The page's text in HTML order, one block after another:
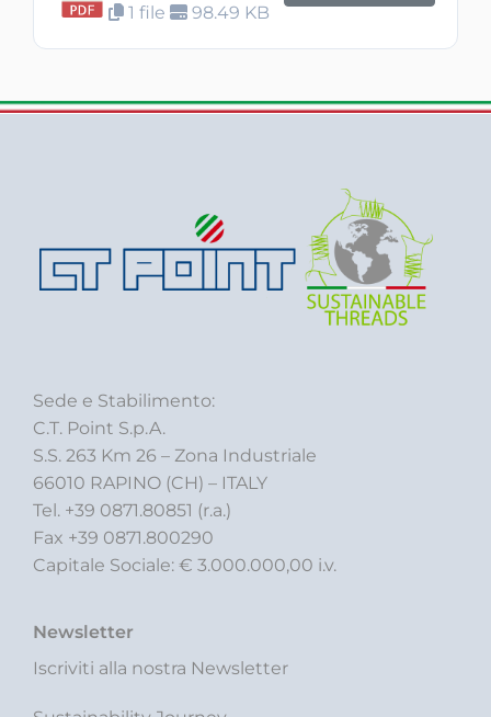
1 file 98.49 KB
Sede e Stabilimento:
C.T. Point S.p.A.
S.S. 263 Km 26 – Zona Industriale
66010 RAPINO (CH) – ITALY
Tel. +39 0871.80851 (r.a.)
Fax +39 0871.800290
Capitale Sociale: € 3.000.000,00 i.v.
Newsletter
Iscriviti alla nostra Newsletter